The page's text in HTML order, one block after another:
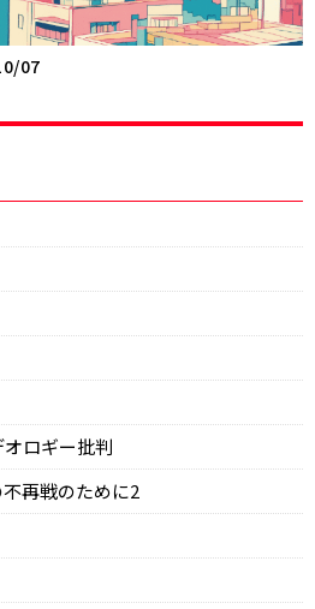
07
ロギー批判
再戦のために2